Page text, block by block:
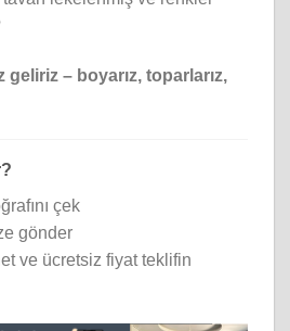
– boyarız, toparlarız,
çek
gönder
ve ücretsiz fiyat teklifin